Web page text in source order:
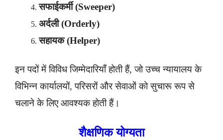
सफाईकर्मी (Sweeper)
अर्दली (Orderly)
सहायक (Helper)
इन पदों में विविध जिम्मेदारियाँ होती हैं, जो उच्च न्यायालय के
विभिन्न कार्यालयों, परिसरों और सेवाओं को सुचारू रूप से
चलाने के लिए आवश्यक होती हैं।
शैक्षणिक योग्यता